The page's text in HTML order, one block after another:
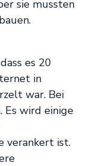
sie mussten
es 20
in
war. Bei
Es wird einige
verankert ist.